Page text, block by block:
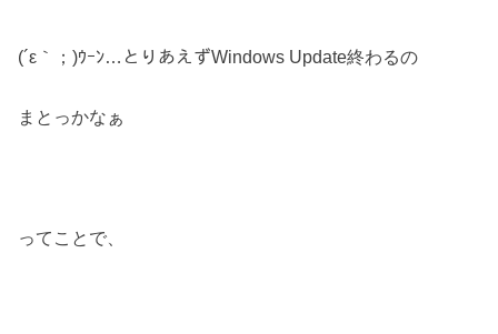
(´ε｀；)ｳｰﾝ…とりあえずWindows Update終わるの
まとっかなぁ
ってことで、